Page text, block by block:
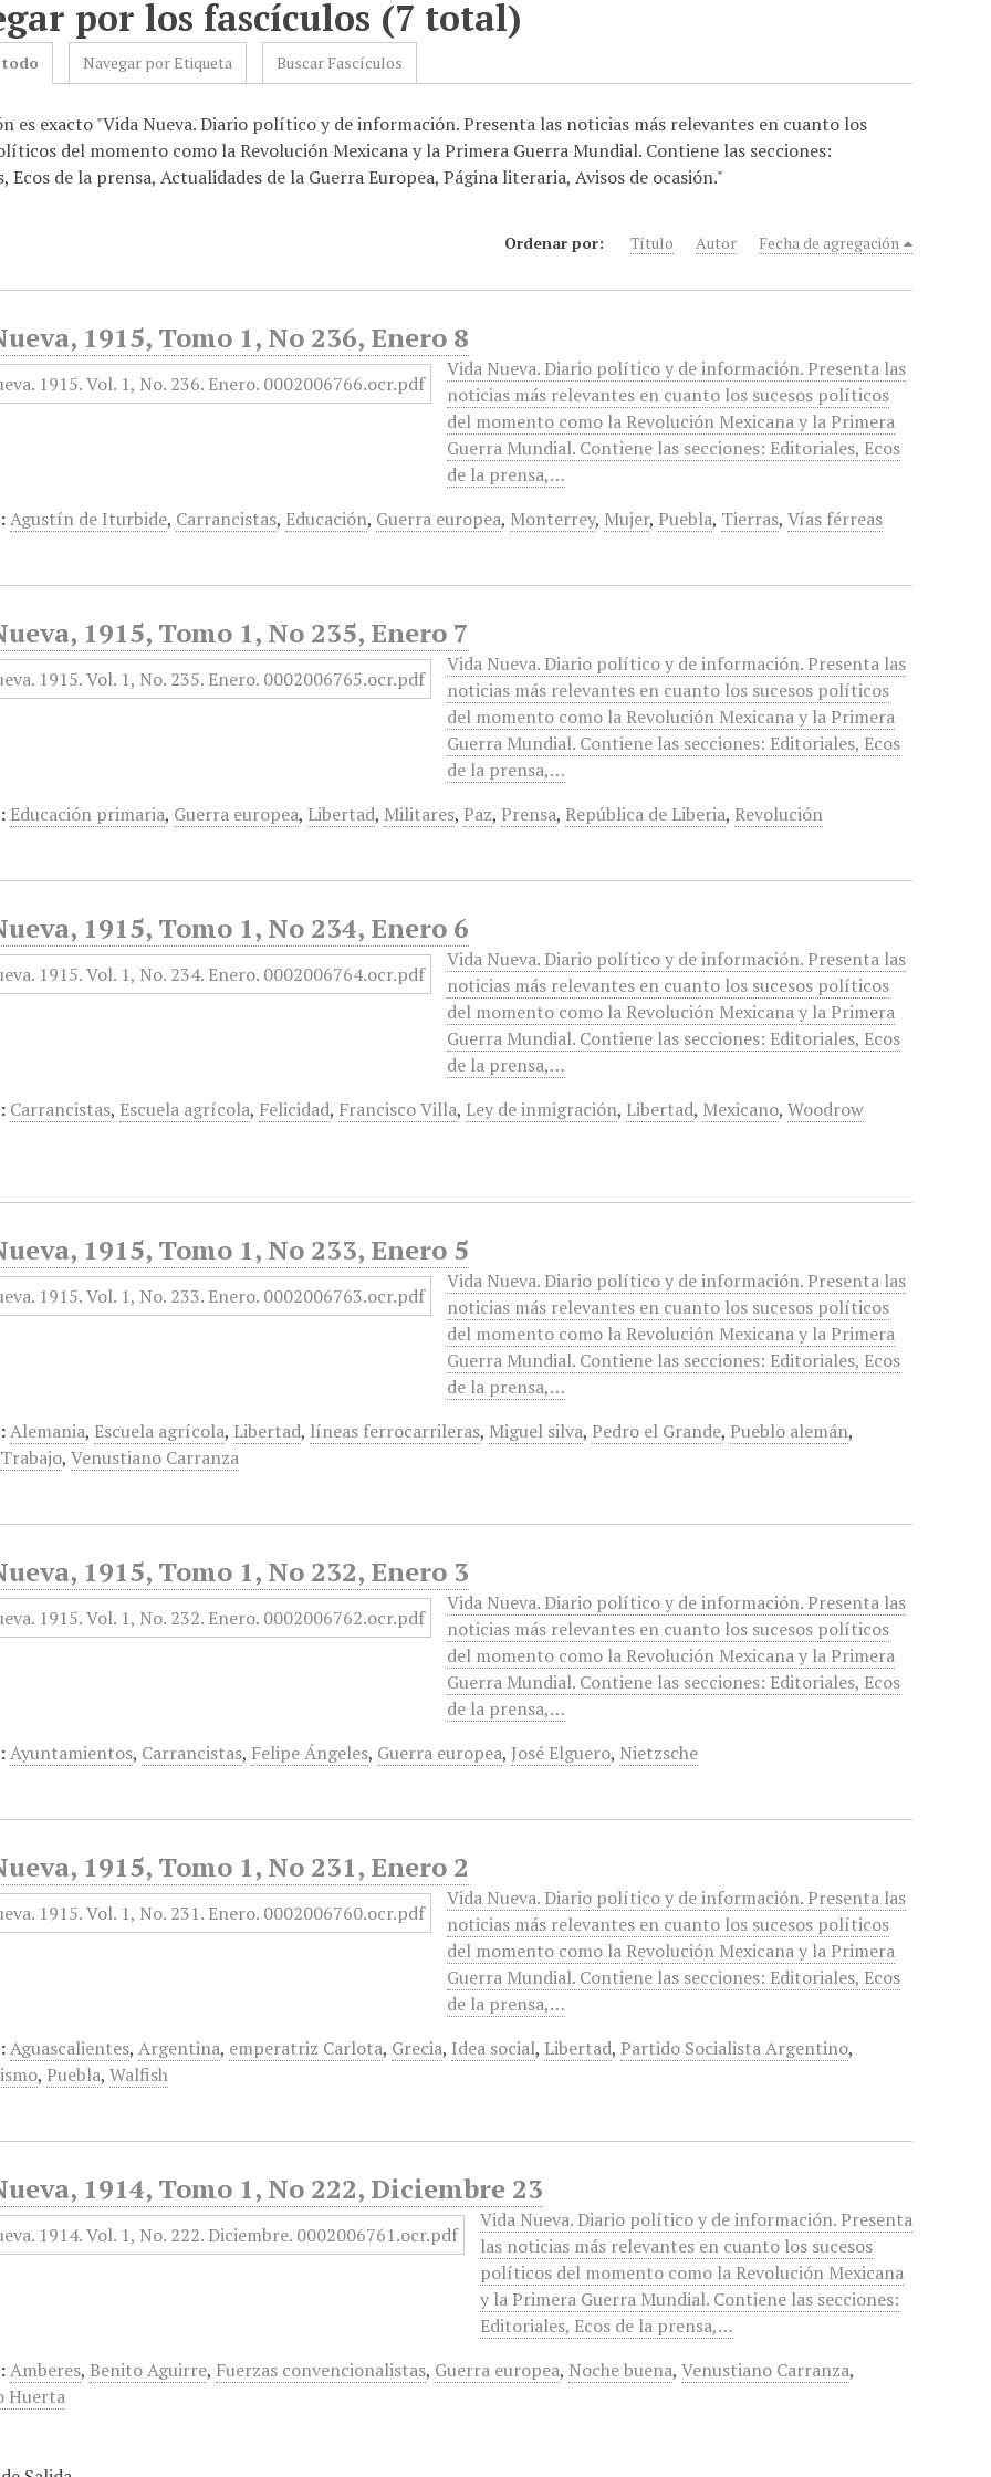
por los fascículos (7 total)
todo Navegar por Etiqueta Buscar Fascículos
es exacto "Vida Nueva. Diario político y de información. Presenta las noticias más relevantes en cuanto los
del momento como la Revolución Mexicana y la Primera Guerra Mundial. Contiene las secciones:
Ecos de la prensa, Actualidades de la Guerra Europea, Página literaria, Avisos de ocasión."
Ordenar por: Título Autor Fecha de agregación
1915, Tomo 1, No 236, Enero 8
Vida Nueva. Diario político y de información. Presenta las
noticias más relevantes en cuanto los sucesos políticos
del momento como la Revolución Mexicana y la Primera
Guerra Mundial. Contiene las secciones: Editoriales, Ecos
de la prensa,…
Agustín de Iturbide, Carrancistas, Educación, Guerra europea, Monterrey, Mujer, Puebla, Tierras,Vías férreas
1915, Tomo 1, No 235, Enero 7
Vida Nueva. Diario político y de información. Presenta las
noticias más relevantes en cuanto los sucesos políticos
del momento como la Revolución Mexicana y la Primera
Guerra Mundial. Contiene las secciones: Editoriales, Ecos
de la prensa,…
Educación primaria, Guerra europea, Libertad, Militares, Paz, Prensa, República de Liberia, Revolución
1915, Tomo 1, No 234, Enero 6
Vida Nueva. Diario político y de información. Presenta las
noticias más relevantes en cuanto los sucesos políticos
del momento como la Revolución Mexicana y la Primera
Guerra Mundial. Contiene las secciones: Editoriales, Ecos
de la prensa,…
Carrancistas, Escuela agrícola, Felicidad, Francisco Villa, Ley de inmigración, Libertad, Mexicano,Woodrow
1915, Tomo 1, No 233, Enero 5
Vida Nueva. Diario político y de información. Presenta las
noticias más relevantes en cuanto los sucesos políticos
del momento como la Revolución Mexicana y la Primera
Guerra Mundial. Contiene las secciones: Editoriales, Ecos
de la prensa,…
Alemania, Escuela agrícola, Libertad, líneas ferrocarrileras, Miguel silva, Pedro el Grande, Pueblo alemán,
Trabajo,Venustiano Carranza
1915, Tomo 1, No 232, Enero 3
Vida Nueva. Diario político y de información. Presenta las
noticias más relevantes en cuanto los sucesos políticos
del momento como la Revolución Mexicana y la Primera
Guerra Mundial. Contiene las secciones: Editoriales, Ecos
de la prensa,…
Ayuntamientos, Carrancistas, Felipe Ángeles, Guerra europea, José Elguero, Nietzsche
1915, Tomo 1, No 231, Enero 2
Vida Nueva. Diario político y de información. Presenta las
noticias más relevantes en cuanto los sucesos políticos
del momento como la Revolución Mexicana y la Primera
Guerra Mundial. Contiene las secciones: Editoriales, Ecos
de la prensa,…
Aguascalientes,Argentina, emperatriz Carlota, Grecia, Idea social, Libertad, Partido Socialista Argentino,
, Puebla,Walfish
1914, Tomo 1, No 222, Diciembre 23
Vida Nueva. Diario político y de información. Presenta
las noticias más relevantes en cuanto los sucesos
políticos del momento como la Revolución Mexicana
y la Primera Guerra Mundial. Contiene las secciones:
Editoriales, Ecos de la prensa,…
Amberes, Benito Aguirre, Fuerzas convencionalistas, Guerra europea, Noche buena,Venustiano Carranza,
Huerta